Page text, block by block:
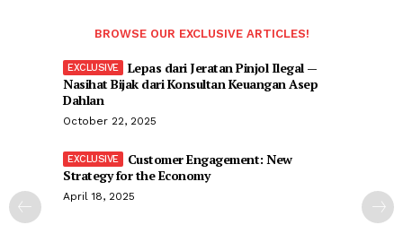
BROWSE OUR EXCLUSIVE ARTICLES!
Lepas dari Jeratan Pinjol Ilegal —
Nasihat Bijak dari Konsultan Keuangan Asep
Dahlan
October 22, 2025
Customer Engagement: New
Strategy for the Economy
April 18, 2025